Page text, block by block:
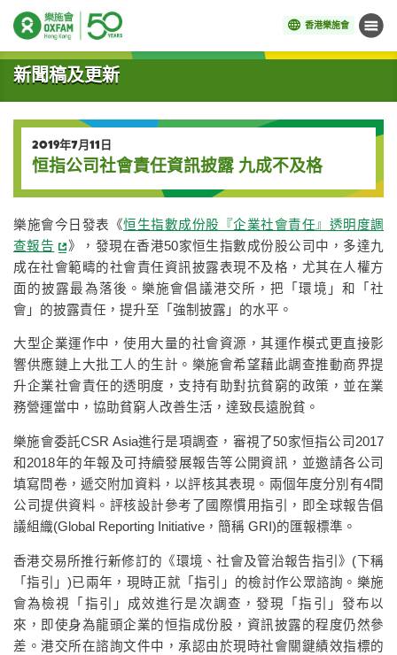
香港樂施會 目錄
開始主要內容
新聞稿及更新
2019年7月11日
恒指公司社會責任資訊披露 九成不及格
樂施會今日發表《恒生指數成份股『企業社會責任』透明度調
查報告
》，發現在香港50家恒生指數成份股公司中，多達九
成在社會範疇的社會責任資訊披露表現不及格，尤其在人權方
面的披露最為落後。樂施會倡議港交所，把「環境」和「社
會」的披露責任，提升至「強制披露」的水平。
大型企業運作中，使用大量的社會資源，其運作模式更直接影
響供應鏈上大批工人的生計。樂施會希望藉此調查推動商界提
升企業社會責任的透明度，支持有助對抗貧窮的政策，並在業
務營運當中，協助貧窮人改善生活，達致長遠脫貧。
樂施會委託CSR Asia進行是項調查，審視了50家恒指公司2017
和2018年的年報及可持續發展報告等公開資訊，並邀請各公司
填寫問卷，遞交附加資料，以評核其表現。兩個年度分別有4間
公司提供資料。評核設計參考了國際慣用指引，即全球報告倡
議組織(Global Reporting Initiative，簡稱 GRI)的匯報標準。
香港交易所推行新修訂的《環境、社會及管治報告指引》(下稱
「指引」)已兩年，現時正就「指引」的檢討作公眾諮詢。樂施
會為檢視「指引」成效進行是次調查，發現「指引」發布以
來，即使身為龍頭企業的恒指成份股，資訊披露的程度仍然參
差。港交所在諮詢文件中，承認由於現時社會關鍵績效指標的